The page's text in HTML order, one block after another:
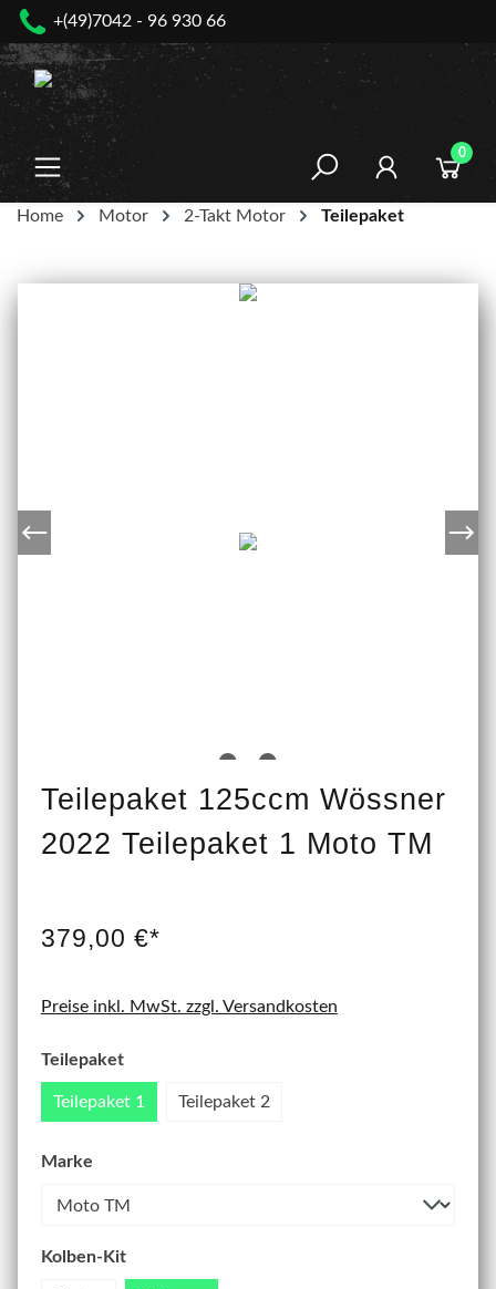
springen
+(49)7042 - 96 930 66
0
Home Motor 2-Takt Motor Teilepaket
Teilepaket 125ccm Wössner
2022 Teilepaket 1 Moto TM
379,00 €*
Preise inkl. MwSt. zzgl. Versandkosten
Teilepaket
Teilepaket 1 Teilepaket 2
Marke
Kolben-Kit